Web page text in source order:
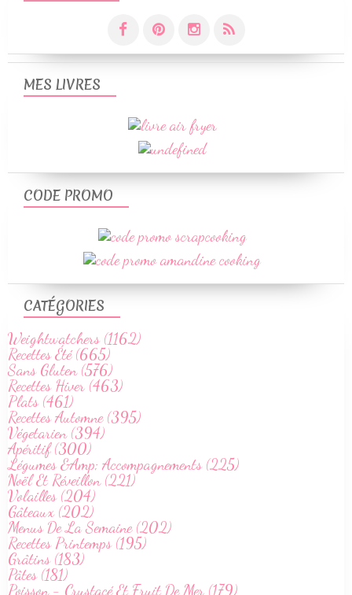
CATÉGORIES
Weightwatchers (1162)
Recettes Été (665)
Sans Gluten (576)
Recettes Hiver (463)
Plats (461)
Recettes Automne (395)
Végetarien (394)
Apéritif (300)
Légumes &Amp; Accompagnements (225)
Noël Et Réveillon (221)
Volailles (204)
Gâteaux (202)
Menus De La Semaine (202)
Recettes Printemps (195)
Grâtins (183)
Pâtes (181)
Poisson - Crustacé Et Fruit De Mer (179)
MES LIVRES
CODE PROMO